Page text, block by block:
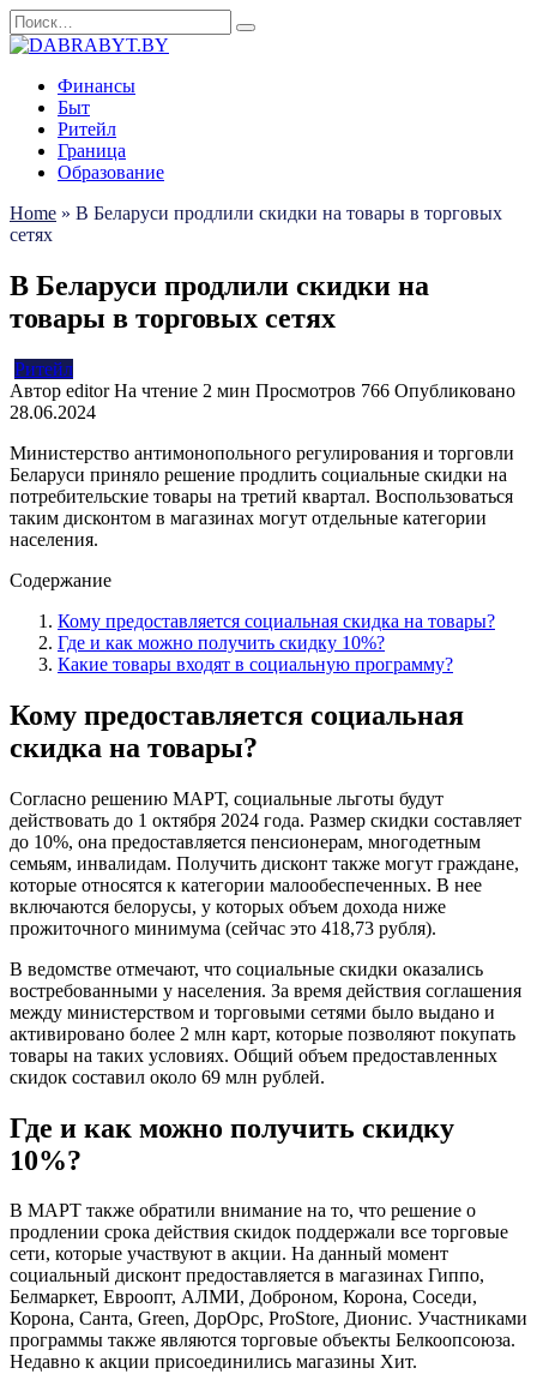
Перейти
к
Search
for:
Финансы
Быт
Ритейл
Граница
Образование
Home » В Беларуси продлили скидки на товары в торговых
сетях
В Беларуси продлили скидки на
товары в торговых сетях
Ритейл
Автор editor На чтение 2 мин Просмотров 766 Опубликовано
28.06.2024
Министерство антимонопольного регулирования и торговли
Беларуси приняло решение продлить социальные скидки на
потребительские товары на третий квартал. Воспользоваться
таким дисконтом в магазинах могут отдельные категории
населения.
Содержание
Кому предоставляется социальная скидка на товары?
Где и как можно получить скидку 10%?
Какие товары входят в социальную программу?
Кому предоставляется социальная
скидка на товары?
Согласно решению МАРТ, социальные льготы будут
действовать до 1 октября 2024 года. Размер скидки составляет
до 10%, она предоставляется пенсионерам, многодетным
семьям, инвалидам. Получить дисконт также могут граждане,
которые относятся к категории малообеспеченных. В нее
включаются белорусы, у которых объем дохода ниже
прожиточного минимума (сейчас это 418,73 рубля).
В ведомстве отмечают, что социальные скидки оказались
востребованными у населения. За время действия соглашения
между министерством и торговыми сетями было выдано и
активировано более 2 млн карт, которые позволяют покупать
товары на таких условиях. Общий объем предоставленных
скидок составил около 69 млн рублей.
Где и как можно получить скидку
10%?
В МАРТ также обратили внимание на то, что решение о
продлении срока действия скидок поддержали все торговые
сети, которые участвуют в акции. На данный момент
социальный дисконт предоставляется в магазинах Гиппо,
Белмаркет, Евроопт, АЛМИ, Доброном, Корона, Соседи,
Корона, Санта, Green, ДорОрс, ProStore, Дионис. Участниками
программы также являются торговые объекты Белкоопсоюза.
Недавно к акции присоединились магазины Хит.